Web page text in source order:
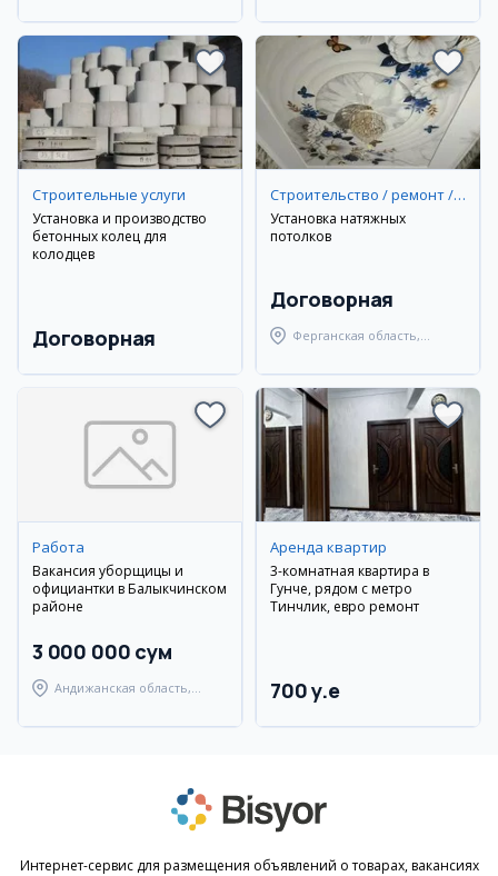
Строительные услуги
Установка и производство
бетонных колец для
колодцев
Договорная
Строительство / ремонт / уборка
Установка натяжных
потолков
Договорная
Ферганская область,
Работа
Вакансия уборщицы и
официантки в Балыкчинском
районе
3 000 000 сум
Андижанская область,
Аренда квартир
3-комнатная квартира в
Гунче, рядом с метро
Тинчлик, евро ремонт
700 y.e
Интернет-сервис для размещения объявлений о товарах, вакансиях